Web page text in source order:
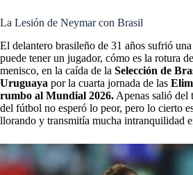
La Lesión de Neymar con Brasil
El delantero brasileño de 31 años sufrió
puede tener un jugador, cómo es la rotura
menisco, en la caída de la Selección de
Uruguaya por la cuarta jornada de las
rumbo al Mundial 2026. Apenas salió del
del fútbol no esperó lo peor, pero lo cierto
llorando y transmitía mucha intranquilidad